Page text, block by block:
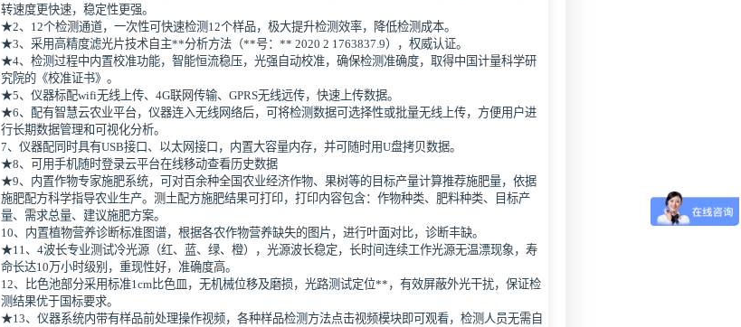
转速度更快速，稳定性更强。
★2、12个检测通道，一次性可快速检测12个样品，极大提升检测效率，降低检测成本。
★3、采用高精度滤光片技术自主**分析方法（**号：** 2020 2 1763837.9），权威认证。
★4、检测过程中内置校准功能，智能恒流稳压，光强自动校准，确保检测准确度，取得中国计量科学研
究院的《校准证书》。
★5、仪器标配wifi无线上传、4G联网传输、GPRS无线远传，快速上传数据。
★6、配有智慧云农业平台，仪器连入无线网络后，可将检测数据可选择性或批量无线上传，方便用户进
行长期数据管理和可视化分析。
7、仪器配同时具有USB接口、以太网接口，内置大容量内存，并可随时用U盘拷贝数据。
★8、可用手机随时登录云平台在线移动查看历史数据
★9、内置作物专家施肥系统，可对百余种全国农业经济作物、果树等的目标产量计算推荐施肥量，依据
施肥配方科学指导农业生产。测土配方施肥结果可打印，打印内容包含：作物种类、肥料种类、目标产
量、需求总量、建议施肥方案。
10、内置植物营养诊断标准图谱，根据各农作物营养缺失的图片，进行叶面对比，诊断丰缺。
★11、4波长专业测试冷光源（红、蓝、绿、橙），光源波长稳定，长时间连续工作光源无温漂现象，寿
命长达10万小时级别，重现性好，准确度高。
12、比色池部分采用标准1cm比色皿，无机械位移及磨损，光路测试定位**，有效屏蔽外光干扰，保证检
测结果优于国标要求。
★13、仪器系统内带有样品前处理操作视频，各种样品检测方法点击视频模块即可观看，检测人员无需自